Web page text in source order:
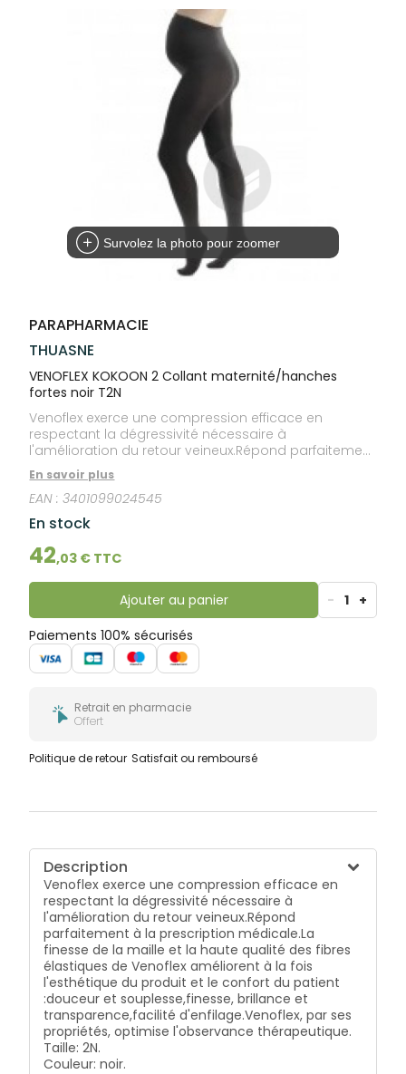
Survolez la photo pour zoomer
PARAPHARMACIE
THUASNE
VENOFLEX KOKOON 2 Collant maternité/hanches
fortes noir T2N
Venoflex exerce une compression efficace en
respectant la dégressivité nécessaire à
l'amélioration du retour veineux.Répond parfaitement
à la prescription médicale.La finesse de la maille et
la haute qualité des fibres élastiques de Venoflex
améliorent à la fois l'esthétique du produit et le
confort du patient :douceur et souplesse,finesse,
brillance et transparence,facilité d'enfilage.Venoflex,
par ses propriétés, optimise l'observance
thérapeutique.Taille: 2N.Couleur: noir.
En savoir plus
EAN :3401099024545
En stock
42,03 € TTC
Ajouter au panier - 1 +
Paiements 100% sécurisés
Retrait en pharmacie
Offert
Politique de retour Satisfait ou remboursé
Description
Venoflex exerce une compression efficace en
respectant la dégressivité nécessaire à
l'amélioration du retour veineux.Répond
parfaitement à la prescription médicale.La
finesse de la maille et la haute qualité des fibres
élastiques de Venoflex améliorent à la fois
l'esthétique du produit et le confort du patient
:douceur et souplesse,finesse, brillance et
transparence,facilité d'enfilage.Venoflex, par ses
propriétés, optimise l'observance thérapeutique.
Taille: 2N.
Couleur: noir.